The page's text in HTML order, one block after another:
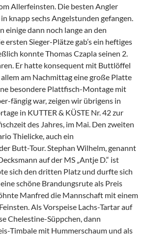
Allerfeinsten. Die besten Angler
knapp sechs Angelstunden gefangen.
einige dann noch lange an den
ersten Sieger-Plätze gab’s ein heftiges
konnte Thomas Czapla seinen 2.
Er hatte konsequent mit Buttlöffel
am Nachmittag eine große Platte
besondere Plattfisch-Montage mit
fängig war, zeigen wir übrigens in
in KUTTER & KÜSTE Nr. 42 zur
des Jahres, im Mai. Den zweiten
Thielicke, auch ein
Butt-Tour. Stephan Wilhelm, genannt
auf der MS „Antje D.“ ist
sich den dritten Platz und durfte sich
schöne Brandungsrute als Preis
Manfred die Mannschaft mit einem
Als Vorspeise Lachs-Tartar auf
Chelestine-Süppchen, dann
Timbale mit Hummerschaum und als